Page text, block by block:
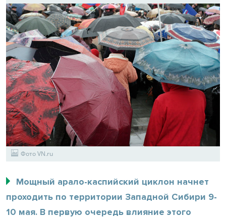
Фото VN.ru
Мощный арало-каспийский циклон начнет
проходить по территории Западной Сибири 9-
10 мая. В первую очередь влияние этого